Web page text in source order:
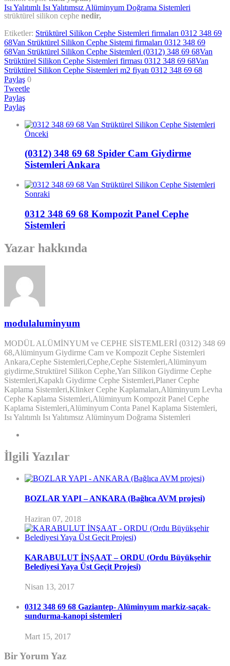
strüktürel silikon cephe nedir,
Etiketler: Strüktürel Silikon Cephe Sistemleri firmaları 0312 348 69
68Van Strüktürel Silikon Cephe Sistemi firmaları 0312 348 69
68Van Strüktürel Silikon Cephe Sistemleri (0312) 348 69 68Van
Strüktürel Silikon Cephe Sistemleri firması 0312 348 69 68Van
Strüktürel Silikon Cephe Sistemleri m2 fiyatı 0312 348 69 68
Paylaş 0
Tweetle
Paylaş
Paylaş
Önceki
(0312) 348 69 68 Spider Cam Giydirme
Sistemleri Ankara
Sonraki
0312 348 69 68 Kompozit Panel Cephe
Sistemleri
Yazar hakkında
modulaluminyum
MODÜL ALÜMİNYUM ve CEPHE SİSTEMLERİ (0312) 348 69
68,Alüminyum Giydirme Cam ve Kompozit Cephe Sistemleri
Ankara,Cephe Sistemleri,Cephe,Cephe Sistemleri,Alüminyum
giydirme,Struktürel Silikon Cephe,Yarı Silikon Giydirme Cephe
Sistemleri,Kapaklı Giydirme Cephe Sistemleri,Planer Cephe
Kaplama Sistemleri,Klinker Cephe Kaplamaları,Alüminyum Levha
Cephe Kaplama Sistemleri,Alüminyum Kompozit Panel Cephe
Kaplama Sistemleri,Alüminyum Conta Panel Kaplama Sistemleri,
Isı Yalıtımlı Isı Yalıtımsız Alüminyum Doğrama Sistemleri
İlgili Yazılar
BOZLAR YAPI – ANKARA (Bağlıca AVM projesi)
Haziran 07, 2018
KARABULUT İNŞAAT – ORDU (Ordu Büyükşehir
Belediyesi Yaya Üst Geçit Projesi)
Nisan 13, 2017
0312 348 69 68 Gaziantep- Alüminyum markiz-saçak-
sundurma-kanopi sistemleri
Mart 15, 2017
Bir Yorum Yaz